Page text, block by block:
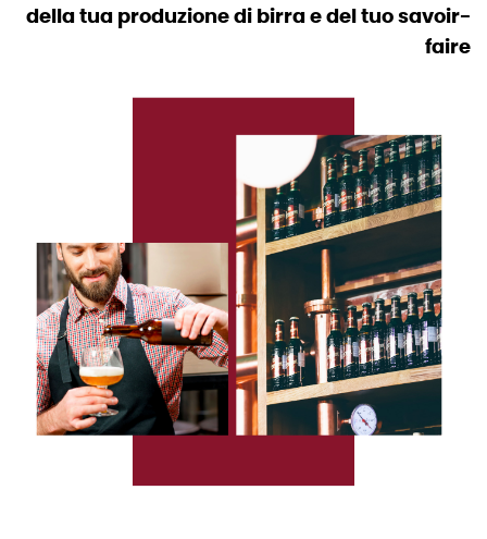
della tua produzione di birra e del tuo savoir-
faire